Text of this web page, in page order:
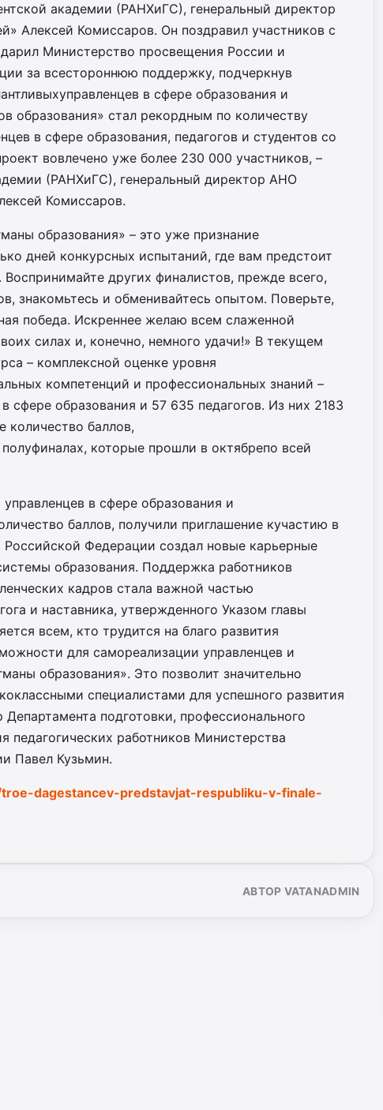
академии (РАНХиГС), генеральный директор
Алексей Комиссаров. Он поздравил участников с
Министерство просвещения России и
за всестороннюю поддержку, подчеркнув
в сфере образования и
образования» стал рекордным по количеству
в сфере образования, педагогов и студентов со
вовлечено уже более 230 000 участников, –
(РАНХиГС), генеральный директор АНО
Комиссаров.
образования» – это уже признание
дней конкурсных испытаний, где вам предстоит
других финалистов, прежде всего,
знакомьтесь и обменивайтесь опытом. Поверьте,
победа. Искреннее желаю всем слаженной
силах и, конечно, немного удачи!» В текущем
– комплексной оценке уровня
компетенций и профессиональных знаний –
сфере образования и 57 635 педагогов. Из них 2183
количество баллов,
которые прошли в октябрепо всей
в сфере образования и
баллов, получили приглашение кучастию в
Федерации создал новые карьерные
образования. Поддержка работников
кадров стала важной частью
и наставника, утвержденного Указом главы
всем, кто трудится на благо развития
для самореализации управленцев и
образования». Это позволит значительно
специалистами для успешного развития
подготовки, профессионального
педагогических работников Министерства
Павел Кузьмин.
dagestancev-predstavjat-respubliku-v-finale-
АВТОР VATANADMIN